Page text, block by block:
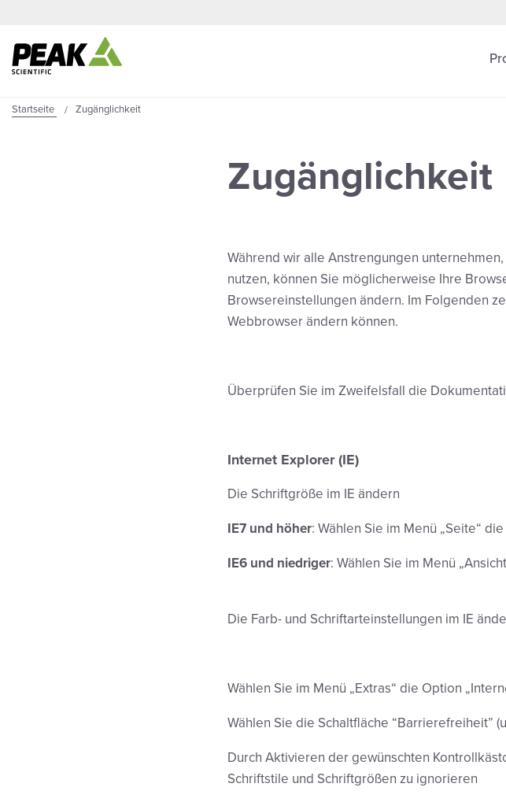
Startseite Zugänglichkeit
Zugänglichkeit
Während wir alle Anstrengungen
nutzen, können Sie möglicherweise Ihre
Browsereinstellungen ändern. Im Folgenden
Webbrowser ändern können.
Überprüfen Sie im Zweifelsfall die
Internet Explorer (IE)
Die Schriftgröße im IE ändern
IE7 und höher: Wählen Sie im Menü „Seite“
IE6 und niedriger: Wählen Sie im Menü
Die Farb- und Schriftarteinstellungen im IE
Wählen Sie im Menü „Extras“ die Option
Wählen Sie die Schaltfläche “Barrierefreiheit”
Durch Aktivieren der gewünschten
Schriftstile und Schriftgrößen zu ignorieren